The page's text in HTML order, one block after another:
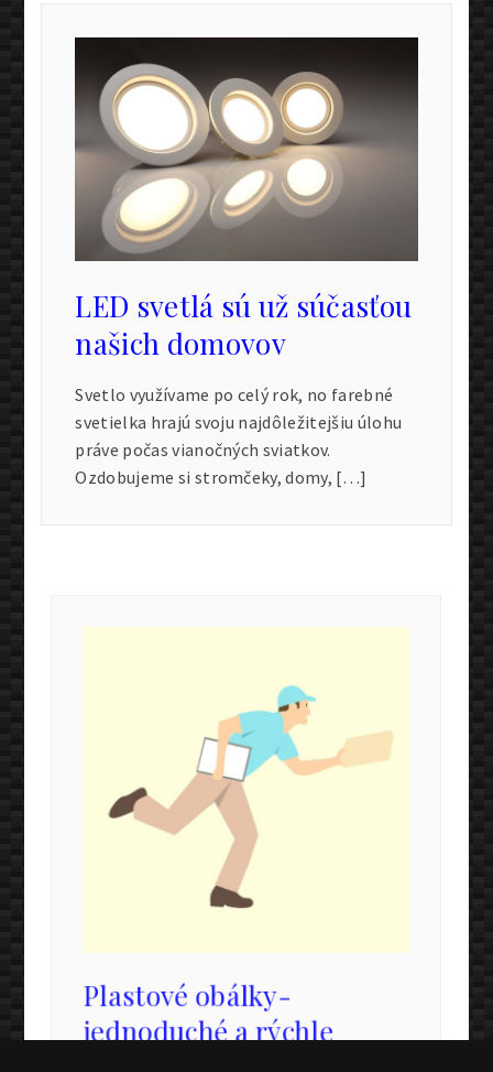
LED svetlá sú už súčasťou
našich domovov
Svetlo využívame po celý rok, no farebné
svetielka hrajú svoju najdôležitejšiu úlohu
práve počas vianočných sviatkov.
Ozdobujeme si stromčeky, domy, […]
Plastové obálky-
jednoduché a rýchle